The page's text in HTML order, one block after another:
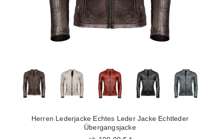
Herren Lederjacke Echtes Leder Jacke Echtleder
Übergangsjacke